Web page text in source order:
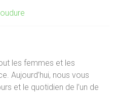
les femmes et les
Aujourd’hui, nous vous
et le quotidien de l’un de